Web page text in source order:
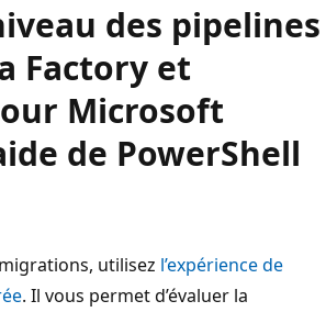
des pipelines
Factory et
Microsoft
de PowerShell
utilisez l’expérience de
. Il vous permet d’évaluer la